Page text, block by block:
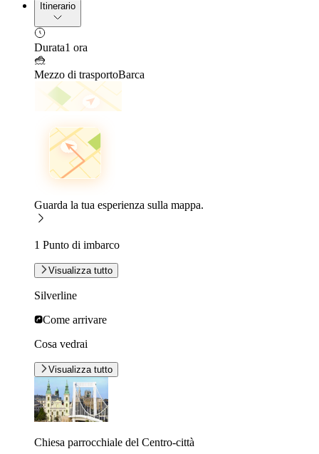
Itinerario
Durata1 ora
Mezzo di trasportoBarca
Guarda la tua esperienza sulla mappa.
1 Punto di imbarco
Visualizza tutto
Silverline
Come arrivare
Cosa vedrai
Visualizza tutto
Chiesa parrocchiale del Centro-città